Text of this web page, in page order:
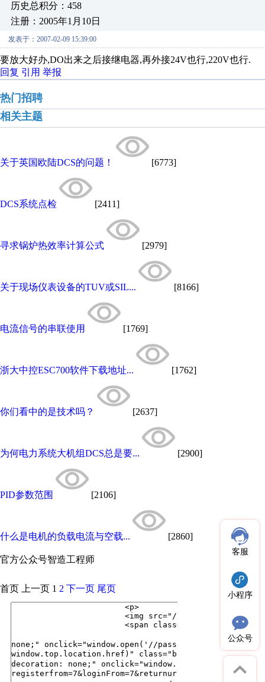
历史总积分：458
注册：2005年1月10日
发表于：2007-02-09 15:39:00
要放大好办,DO出来之后接继电器,再外接24V也行,220V也行.
回复 引用 举报
热门招聘
相关主题
关于英国欧陆DCS的问题！ [6773]
DCS系统点检 [2411]
寻求锅炉热效率计算公式 [2979]
关于现场仪表设备的TUV或SIL... [8166]
电流信号的串联使用 [1769]
浙大中控ESC700软件下载地址... [1762]
你们看中的是技术吗？ [2637]
为何电力系统大机组DCS总是要... [2900]
PID参数范围 [2106]
什么是电机的负载电流与空载... [2860]
官方公众号智造工程师
客服
小程序
公众号
首页 上一页 1 2 下一页 尾页